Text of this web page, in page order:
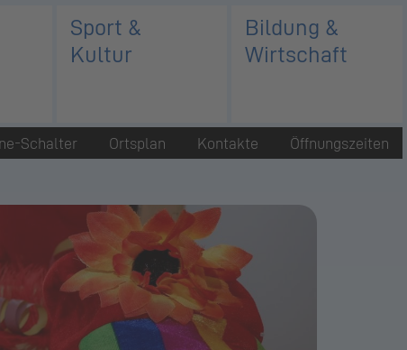
Sport &
Kultur
Bildung &
Wirtschaft
Schalter Ortsplan Kontakte Öffnungszeiten